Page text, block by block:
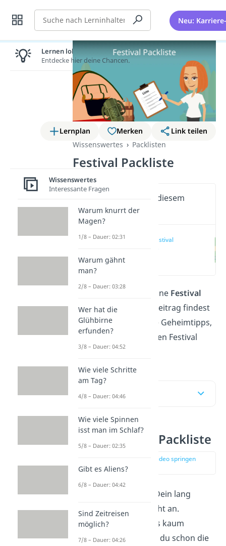
Suche Neu:
Lernplan Merken
Link teilen
Wissenswertes
Packlisten
Festival Packliste
Wichtige Inhalte in diesem
Video
Deine Festival
Packliste
Was gehört alles in deine Festival
Packliste? In diesem Beitrag findest
du alle Dinge und viele Geheimtipps,
die auf deinem nächsten Festival
nicht fehlen dürfen!
Inhaltsübersicht
Deine Festival Packliste
zur Stelle im Video springen
(00:14)
Endlich ist es soweit! Dein lang
ersehntes
Festival
steht an.
Bestimmt kannst du es kaum
mehr erwarten. Siehst du schon die
Lernen lohnt sich!
Entdecke hier deine Chancen.
Wissenswertes
Interessante Fragen
Warum knurrt der
Magen?
1/8 – Dauer: 02:31
Warum gähnt
man?
2/8 – Dauer: 03:28
Wer hat die
Glühbirne
erfunden?
3/8 – Dauer: 04:52
Wie viele Schritte
am Tag?
4/8 – Dauer: 04:46
Wie viele Spinnen
isst man im Schlaf?
5/8 – Dauer: 02:35
Gibt es Aliens?
6/8 – Dauer: 04:42
Sind Zeitreisen
möglich?
7/8 – Dauer: 04:26